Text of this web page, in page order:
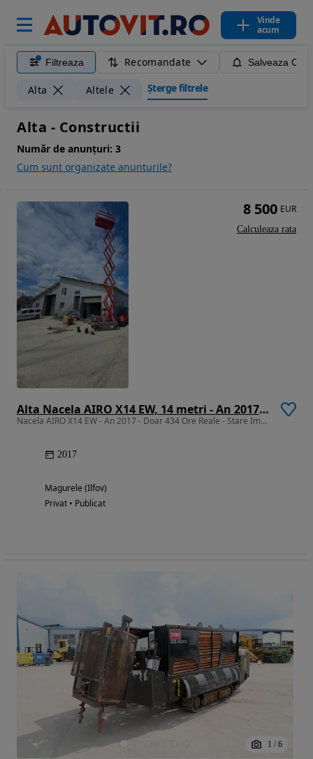
Vinde
acum
Filtreaza Recomandate Salveaza
Alta Altele Șterge filtrele
Alta - Constructii
Număr de anunțuri: 3
Cum sunt organizate anunturile?
Alta Nacela AIRO X14 EW, 14 metri - An 2017 - Doar 434 Ore Reale - Stare Impecabila
Nacela AIRO X14 EW - An 2017 - Doar 434 Ore Reale - Stare Impecabila
2017
Magurele (Ilfov)
Privat • Publicat
8 500 EUR
Calculeaza rata
1 / 6